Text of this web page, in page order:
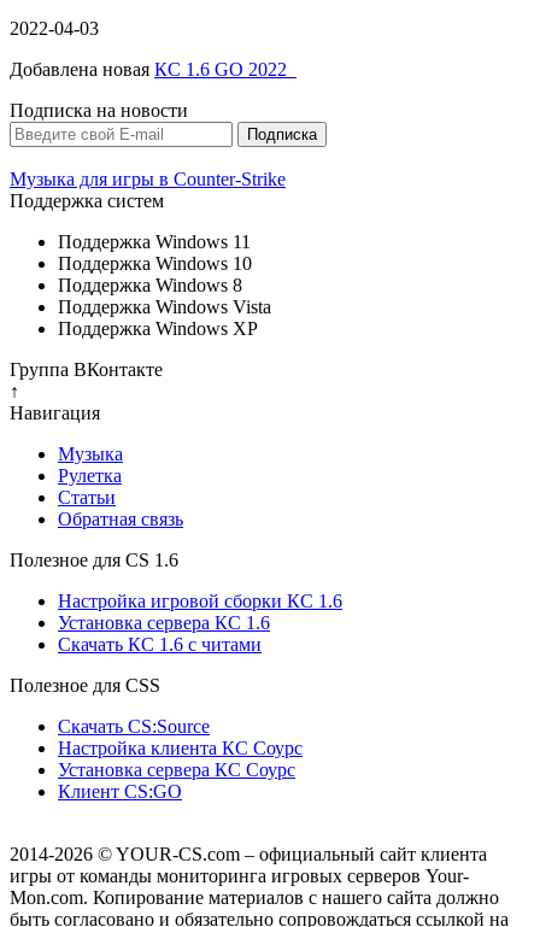
2022-04-03
Добавлена новая КС 1.6 GO 2022
Подписка на новости
Музыка для игры в Counter-Strike
Поддержка систем
Поддержка Windows 11
Поддержка Windows 10
Поддержка Windows 8
Поддержка Windows Vista
Поддержка Windows XP
Группа ВКонтакте
↑
Навигация
Музыка
Рулетка
Cтатьи
Обратная связь
Полезное для CS 1.6
Настройка игровой сборки КС 1.6
Установка сервера КС 1.6
Скачать КС 1.6 с читами
Полезное для CSS
Скачать CS:Source
Настройка клиента КС Cоурс
Установка сервера КС Соурс
Клиент CS:GO
2014-2026 © YOUR-CS.com – официальный сайт клиента
игры от команды мониторинга игровых серверов Your-
Mon.com. Копирование материалов с нашего сайта должно
быть согласовано и обязательно сопровождаться ссылкой на